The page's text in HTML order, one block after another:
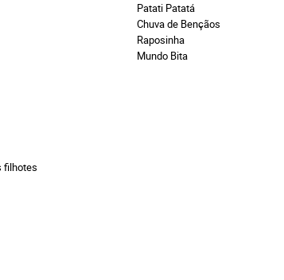
Patati Patatá
Chuva de Bençãos
Raposinha
Mundo Bita
filhotes